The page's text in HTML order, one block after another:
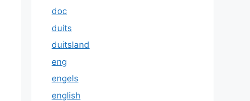
doc
duits
duitsland
eng
engels
english